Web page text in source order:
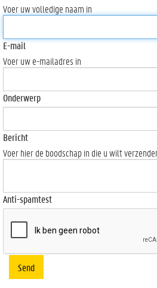
Voer uw volledige naam in
E-mail
Voer uw e-mailadres in
Onderwerp
Bericht
Voer hier de boodschap in die u wilt
Anti-spamtest
Send